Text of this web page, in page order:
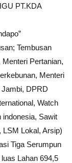
PT.KDA
Tembusan
Pertanian,
Menteri
DPRD
Watch
indonesia, Sawit
LSM Lokal, Arsip)
Tiga Serumpun
Lahan 694,5